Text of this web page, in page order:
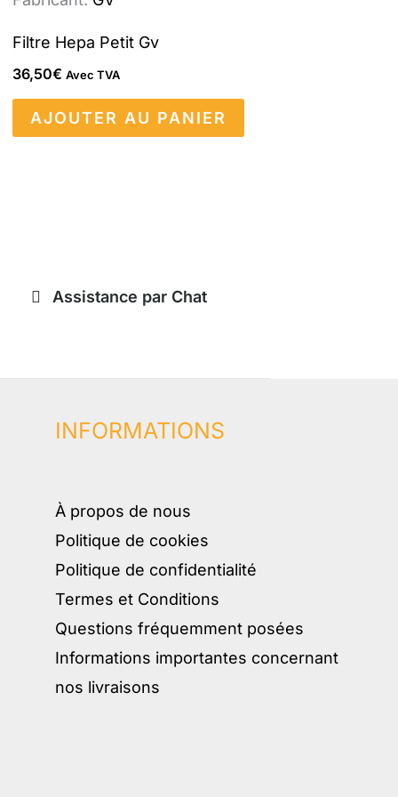
Filtre Hepa Petit Gv
36,50€ Avec TVA
AJOUTER AU PANIER
Assistance par Chat
INFORMATIONS
À propos de nous
Politique de cookies
Politique de confidentialité
Termes et Conditions
Questions fréquemment posées
Informations importantes concernant
nos livraisons​